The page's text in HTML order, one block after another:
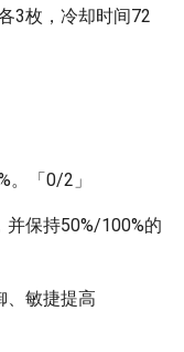
3枚，冷却时间72
。「0/2」
保持50%/100%的
、敏捷提高